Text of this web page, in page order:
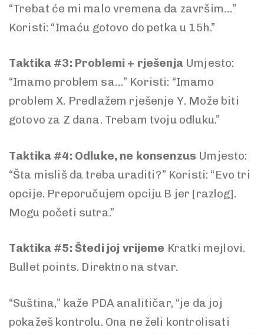
“Trebat će mi malo vremena da završim…”
Koristi: “Imaću gotovo do petka u 15h.”
Taktika #3: Problemi + rješenjaUmjesto:
“Imamo problem sa…” Koristi: “Imamo
problem X. Predlažem rješenje Y. Može biti
gotovo za Z dana. Trebam tvoju odluku.”
Taktika #4: Odluke, ne konsenzus Umjesto:
“Šta misliš da treba uraditi?” Koristi: “Evo tri
opcije. Preporučujem opciju B jer [razlog].
Mogu početi sutra.”
Taktika #5: Štedi joj vrijeme Kratki mejlovi.
Bullet points. Direktno na stvar.
“Suština,” kaže PDA analitičar, “je da joj
pokažeš kontrolu. Ona ne želi kontrolisati